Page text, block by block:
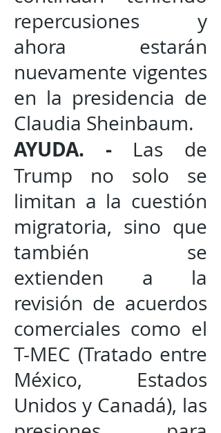
repercusiones y
ahora estarán
nuevamente vigentes
en la presidencia de
Claudia Sheinbaum.
AYUDA. -Las de
Trump no solo se
limitan a la cuestión
migratoria, sino que
también se
extienden a la
revisión de acuerdos
comerciales como el
T-MEC (Tratado entre
México, Estados
Unidos y Canadá), las